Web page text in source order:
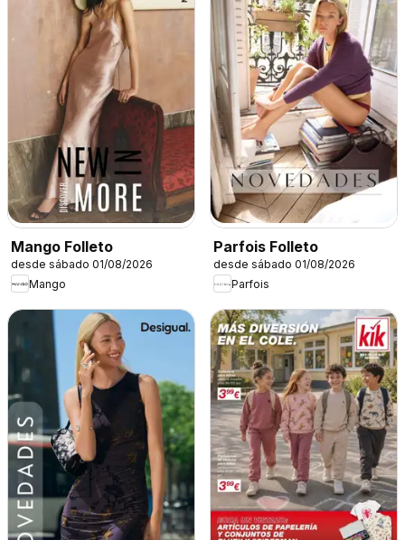
Mango Folleto
desde sábado 01/08/2026
Mango
Parfois Folleto
desde sábado 01/08/2026
Parfois